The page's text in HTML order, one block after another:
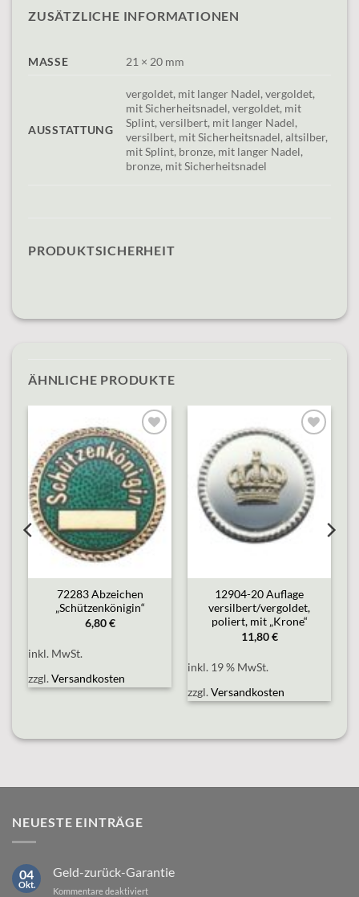
ZUSÄTZLICHE INFORMATIONEN
MASSE 21 × 20 mm
AUSSTATTUNG
vergoldet, mit langer Nadel, vergoldet,
mit Sicherheitsnadel, vergoldet, mit
Splint, versilbert, mit langer Nadel,
versilbert, mit Sicherheitsnadel, altsilber,
mit Splint, bronze, mit langer Nadel,
bronze, mit Sicherheitsnadel
PRODUKTSICHERHEIT
ÄHNLICHE PRODUKTE
Add to
wishlist
72283 Abzeichen
„Schützenkönigin“
6,80€
inkl. MwSt.
zzgl.Versandkosten
Add to
wishlist
12904-20 Auflage
versilbert/vergoldet,
poliert, mit „Krone“
11,80€
inkl. 19 % MwSt.
zzgl.Versandkosten
NEUESTE EINTRÄGE
04
Okt.
Geld-zurück-Garantie
Kommentare deaktiviertfür